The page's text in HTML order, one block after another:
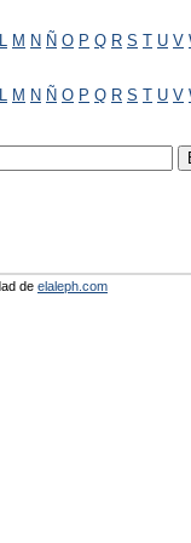
L M N Ñ O P Q R S T U V
L M N Ñ O P Q R S T U V
de elaleph.com